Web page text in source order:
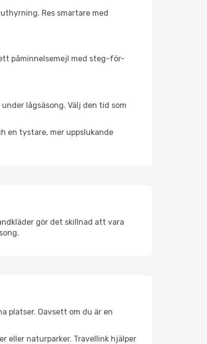
Res smartare med
påminnelsemejl med steg-för-
lågsäsong. Välj den tid som
en tystare, mer uppslukande
gör det skillnad att vara
platser. Oavsett om du är en
eller naturparker. Travellink hjälper